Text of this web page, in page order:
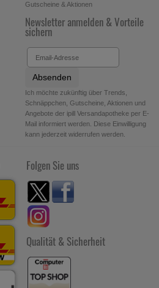
Gutscheine & Aktionen
Newsletter anmelden & Vorteile
sichern
Absenden
Ich möchte zukünftig über Trends,
Schnäppchen, Gutscheine, Aktionen und
Angebote der ipill Versandapotheke per E-
Mail informiert werden. Diese Einwilligung
kann jederzeit widerrufen werden.
Folgen Sie uns
Qualität & Sicherheit